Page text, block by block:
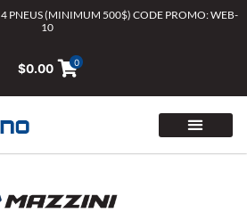
4 PNEUS (MINIMUM 500$) CODE PROMO: WEB-
10
$0.00 0